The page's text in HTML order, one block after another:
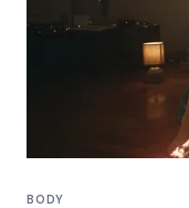
BODY